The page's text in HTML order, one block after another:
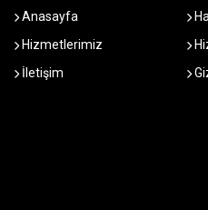
Anasayfa
Hizmetlerimiz
İletişim